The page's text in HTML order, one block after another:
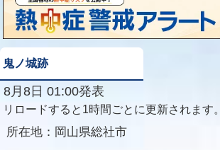
鬼ノ城跡
8月8日 01:00発表
リロードすると1時間ごとに更新されます。
所在地： 岡山県総社市